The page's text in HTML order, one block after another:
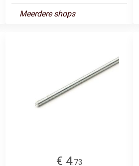
Meerdere shops
€ 4.73